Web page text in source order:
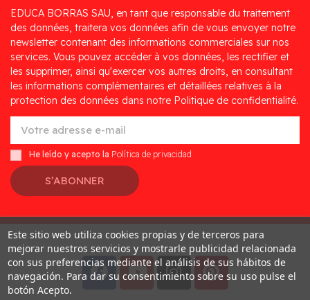
EDUCA BORRAS SAU, en tant que responsable du traitement
des données, traitera vos données afin de vous envoyer notre
newsletter contenant des informations commerciales sur nos
services. Vous pouvez accéder à vos données, les rectifier et
les supprimer, ainsi qu'exercer vos autres droits, en consultant
les informations complémentaires et détaillées relatives à la
protection des données dans notre Politique de confidentialité.
He leído y acepto la Política de privacidad
S’ABONNER
Desarrollado porAddis
Este sitio web utiliza cookies propias y de terceros para
mejorar nuestros servicios y mostrarle publicidad relacionada
con sus preferencias mediante el análisis de sus hábitos de
navegación. Para dar su consentimiento sobre su uso pulse el
botón Acepto.